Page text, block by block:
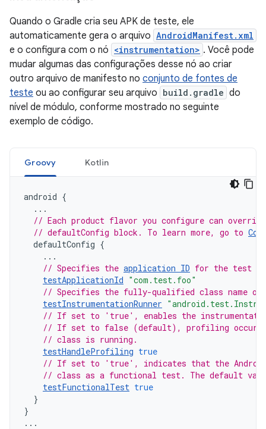
Quando o Gradle cria seu APK de teste, ele
automaticamente gera o arquivo AndroidManifest.xml
e o configura com o nó <instrumentation> . Você pode
mudar algumas das configurações desse nó ao criar
outro arquivo de manifesto no conjunto de fontes de
teste ou ao configurar seu arquivo build.gradle do
nível de módulo, conforme mostrado no seguinte
exemplo de código.
Groovy Kotlin
android {
...
// Each product flavor you configure can
// defaultConfig block. To learn more, go to
defaultConfig {
...
// Specifies the application ID for the test
testApplicationId "com.test.foo"
// Specifies the fully-qualified class name of
testInstrumentationRunner
// If set to 'true', enables the
// If set to false (default), profiling occurs
// class is running.
testHandleProfiling true
// If set to 'true', indicates that the Android
// class as a functional test. The default
testFunctionalTest true
}
}
...